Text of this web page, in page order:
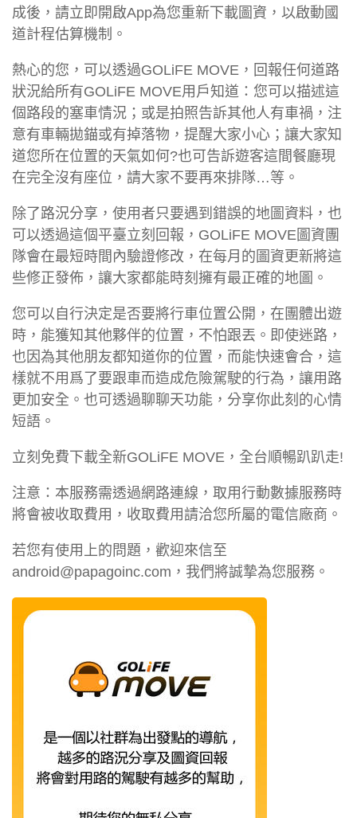
成後，請立即開啟App為您重新下載圖資，以啟動國
道計程估算機制。
熱心的您，可以透過GOLiFE MOVE，回報任何道路
狀況給所有GOLiFE MOVE用戶知道：您可以描述這
個路段的塞車情況；或是拍照告訴其他人有車禍，注
意有車輛拋錨或有掉落物，提醒大家小心；讓大家知
道您所在位置的天氣如何?也可告訴遊客這間餐廳現
在完全沒有座位，請大家不要再來排隊…等。
除了路況分享，使用者只要遇到錯誤的地圖資料，也
可以透過這個平臺立刻回報，GOLiFE MOVE圖資團
隊會在最短時間內驗證修改，在每月的圖資更新將這
些修正發佈，讓大家都能時刻擁有最正確的地圖。
您可以自行決定是否要將行車位置公開，在團體出遊
時，能獲知其他夥伴的位置，不怕跟丟。即使迷路，
也因為其他朋友都知道你的位置，而能快速會合，這
樣就不用爲了要跟車而造成危險駕駛的行為，讓用路
更加安全。也可透過聊聊天功能，分享你此刻的心情
短語。
立刻免費下載全新GOLiFE MOVE，全台順暢趴趴走!
注意：本服務需透過網路連線，取用行動數據服務時
將會被收取費用，收取費用請洽您所屬的電信廠商。
若您有使用上的問題，歡迎來信至
android@papagoinc.com ，我們將誠摯為您服務。